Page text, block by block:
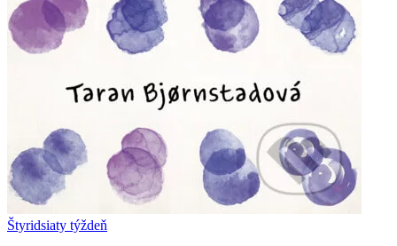
Štyridsiaty týždeň